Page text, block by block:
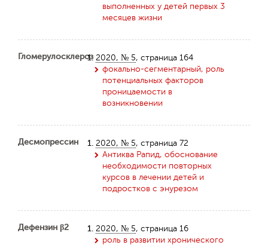
выполненных у детей первых 3
месяцев жизни
Гломерулосклероз
1. 2020, № 5, страница 164
фокально-сегментарный, роль
потенциальных факторов
проницаемости в
возникновении
Десмопрессин 1. 2020, № 5, страница 72
Антиква Рапид, обоснование
необходимости повторных
курсов в лечении детей и
подростков с энурезом
Дефензин β2 1. 2020, № 5, страница 16
роль в развитии хронического